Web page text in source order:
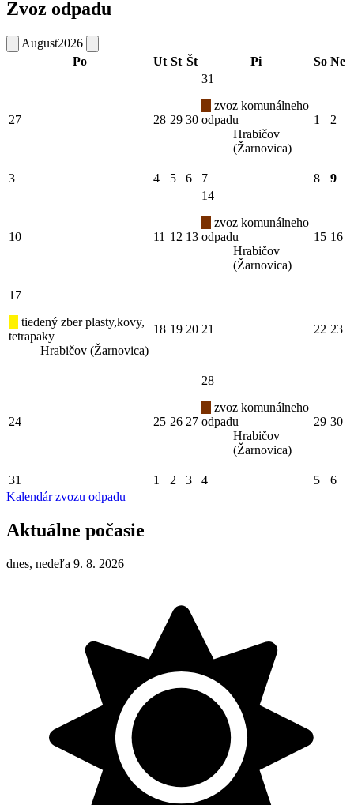
Zvoz odpadu
August2026
Po
Ut St Št Pi So Ne
27 28 29 30
31
zvoz komunálneho
odpadu
Hrabičov
(Žarnovica)
1 2
3 4 5 6 7 8 9
10 11 12 13
14
zvoz komunálneho
odpadu
Hrabičov
(Žarnovica)
15 16
17
tiedený zber plasty,kovy,
tetrapaky
Hrabičov (Žarnovica)
18 19 20 21 22 23
24 25 26 27
28
zvoz komunálneho
odpadu
Hrabičov
(Žarnovica)
29 30
31 1 2 3 4 5
6
Kalendár zvozu odpadu
Aktuálne počasie
dnes, nedeľa 9. 8. 2026